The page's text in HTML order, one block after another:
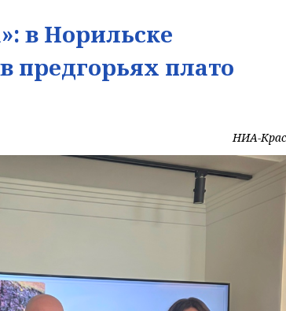
в Норильске
предгорьях плато
НИА-